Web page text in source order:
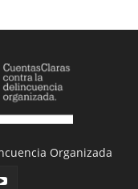
Organizada